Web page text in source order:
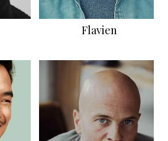
Flavien